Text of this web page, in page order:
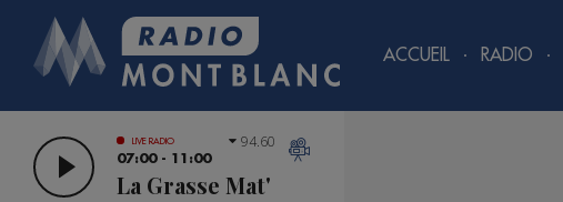
ACCUEIL RADIO
LIVE RADIO
07:00 - 11:00
La Grasse Mat'
94.60